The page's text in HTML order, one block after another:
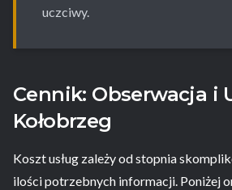
uczciwy.
Cennik: Obserwacja i
Kołobrzeg
Koszt usług zależy od stopnia
ilości potrzebnych informacji. Poniżej